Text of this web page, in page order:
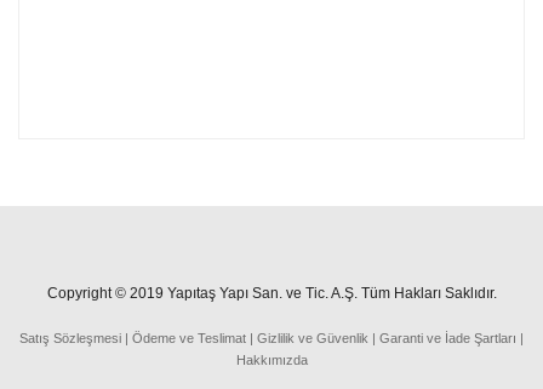
Copyright © 2019 Yapıtaş Yapı San. ve Tic. A.Ş. Tüm Hakları Saklıdır.
Satış Sözleşmesi | Ödeme ve Teslimat | Gizlilik ve Güvenlik | Garanti ve İade Şartları |
Hakkımızda